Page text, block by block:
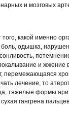
и мозговых
какой именно
одышка,
и жжение
перемежающаяся
лечение, то
тяжелые формы
гангрена